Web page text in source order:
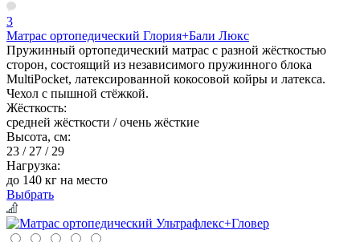
3
Матрас ортопедический Глория+Бали Люкс
Пружинный ортопедический матрас с разной жёсткостью
сторон, состоящий из независимого пружинного блока
MultiPocket, латексированной кокосовой койры и латекса.
Чехол с пышной стёжкой.
Жёсткость:
средней жёсткости / очень жёсткие
Высота, см:
23 / 27 / 29
Нагрузка:
до 140 кг на место
Выбрать